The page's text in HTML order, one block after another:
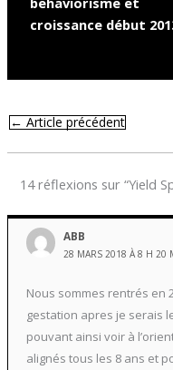
croissance début
← Article précédent
14 réflexions sur “Yield
ABB
28 MARS 2018 À 8 H 20
Nous sommes rentrés en
gestation apres je serais
pouvant ainsi voir à
alignés tous les 8 ans et